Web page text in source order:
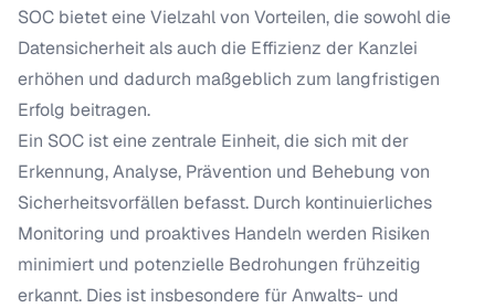
SOC bietet eine Vielzahl von Vorteilen, die sowohl die
Datensicherheit als auch die Effizienz der Kanzlei
erhöhen und dadurch maßgeblich zum langfristigen
Erfolg beitragen.
Ein SOC ist eine zentrale Einheit, die sich mit der
Erkennung, Analyse, Prävention und Behebung von
Sicherheitsvorfällen befasst. Durch kontinuierliches
Monitoring und proaktives Handeln werden Risiken
minimiert und potenzielle Bedrohungen frühzeitig
erkannt. Dies ist insbesondere für Anwalts- und